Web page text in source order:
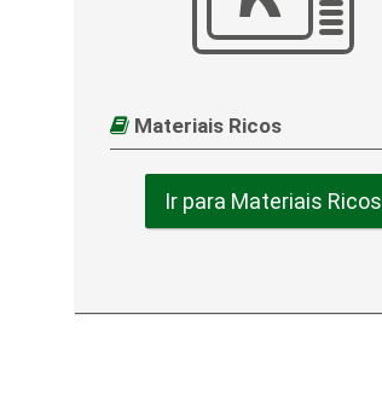
Materiais Ricos
Ir para Materiais Ricos